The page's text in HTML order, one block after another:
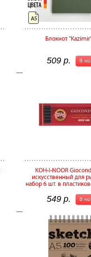
Блокнот
В
509 р.
А5
KOH-I-NOOR
искусственный для
набор 6 шт. в
В
549 р.